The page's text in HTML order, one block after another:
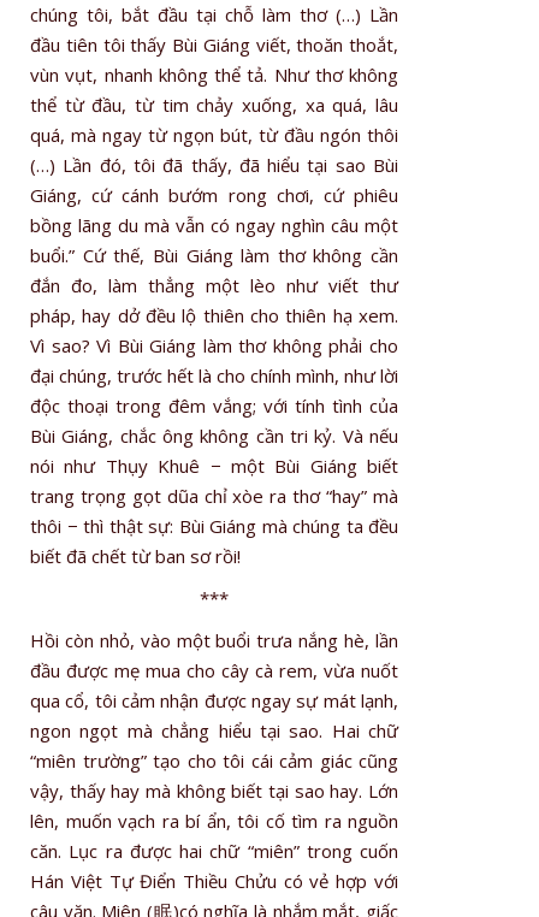
chúng tôi, bắt đầu tại chỗ làm thơ (…) Lần
đầu tiên tôi thấy Bùi Giáng viết, thoăn thoắt,
vùn vụt, nhanh không thể tả. Như thơ không
thể từ đầu, từ tim chảy xuống, xa quá, lâu
quá, mà ngay từ ngọn bút, từ đầu ngón thôi
(…) Lần đó, tôi đã thấy, đã hiểu tại sao Bùi
Giáng, cứ cánh bướm rong chơi, cứ phiêu
bồng lãng du mà vẫn có ngay nghìn câu một
buổi.” Cứ thế, Bùi Giáng làm thơ không cần
đắn đo, làm thẳng một lèo như viết thư
pháp, hay dở đều lộ thiên cho thiên hạ xem.
Vì sao? Vì Bùi Giáng làm thơ không phải cho
đại chúng, trước hết là cho chính mình, như lời
độc thoại trong đêm vắng; với tính tình của
Bùi Giáng, chắc ông không cần tri kỷ. Và nếu
nói như Thụy Khuê − một Bùi Giáng biết
trang trọng gọt dũa chỉ xòe ra thơ “hay” mà
thôi − thì thật sự: Bùi Giáng mà chúng ta đều
biết đã chết từ ban sơ rồi!
***
Hồi còn nhỏ, vào một buổi trưa nắng hè, lần
đầu được mẹ mua cho cây cà rem, vừa nuốt
qua cổ, tôi cảm nhận được ngay sự mát lạnh,
ngon ngọt mà chẳng hiểu tại sao. Hai chữ
“miên trường” tạo cho tôi cái cảm giác cũng
vậy, thấy hay mà không biết tại sao hay. Lớn
lên, muốn vạch ra bí ẩn, tôi cố tìm ra nguồn
căn. Lục ra được hai chữ “miên” trong cuốn
Hán Việt Tự Điển Thiều Chửu có vẻ hợp với
câu văn. Miên (眠)có nghĩa là nhắm mắt, giấc